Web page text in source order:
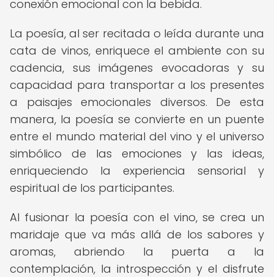
conexión emocional con la bebida.
La poesía, al ser recitada o leída durante una
cata de vinos, enriquece el ambiente con su
cadencia, sus imágenes evocadoras y su
capacidad para transportar a los presentes
a paisajes emocionales diversos. De esta
manera, la poesía se convierte en un puente
entre el mundo material del vino y el universo
simbólico de las emociones y las ideas,
enriqueciendo la experiencia sensorial y
espiritual de los participantes.
Al fusionar la poesía con el vino, se crea un
maridaje que va más allá de los sabores y
aromas, abriendo la puerta a la
contemplación, la introspección y el disfrute